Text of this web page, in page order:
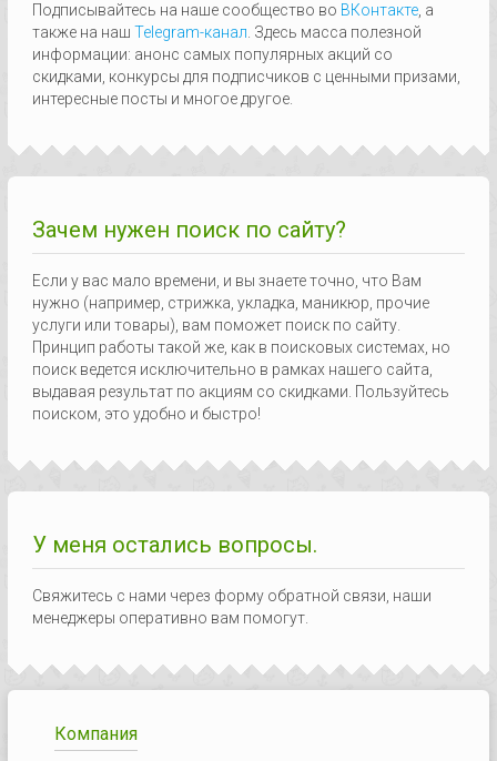
Подписывайтесь на наше сообщество во ВКонтакте , а
также на наш Telegram-канал . Здесь масса полезной
информации: анонс самых популярных акций со
скидками, конкурсы для подписчиков с ценными призами,
интересные посты и многое другое.
Зачем нужен поиск по сайту?
Если у вас мало времени, и вы знаете точно, что Вам
нужно (например, стрижка, укладка, маникюр, прочие
услуги или товары), вам поможет поиск по сайту.
Принцип работы такой же, как в поисковых системах, но
поиск ведется исключительно в рамках нашего сайта,
выдавая результат по акциям со скидками. Пользуйтесь
поиском, это удобно и быстро!
У меня остались вопросы.
Свяжитесь с нами через форму обратной связи, наши
менеджеры оперативно вам помогут.
Компания